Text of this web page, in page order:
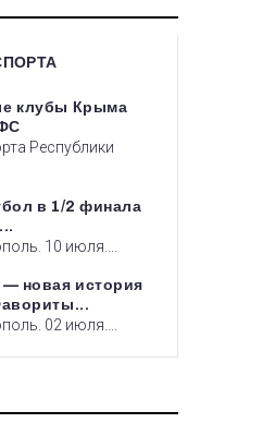
клубы Крыма
Республики
в 1/2 финала
10 июля....
новая история
02 июля....